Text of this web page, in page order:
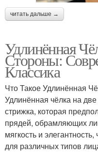
читать дальше →
Удлинённая
Стороны:
Классика
Что Такое Удлинённая
Удлинённая чёлка на
стрижка, которая
прядей, обрамляющих
мягкость и
для различных типов